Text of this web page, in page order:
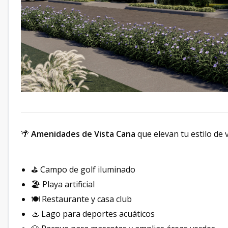
🌴 Amenidades de Vista Cana que elevan tu estilo de
⛳️ Campo de golf iluminado
🏖 Playa artificial
🍽 Restaurante y casa club
🚣 Lago para deportes acuáticos